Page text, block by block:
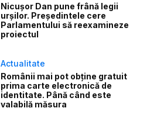
Nicușor Dan pune frână legii
urșilor. Președintele cere
Parlamentului să reexamineze
proiectul
Actualitate
Românii mai pot obține gratuit
prima carte electronică de
identitate. Până când este
valabilă măsura